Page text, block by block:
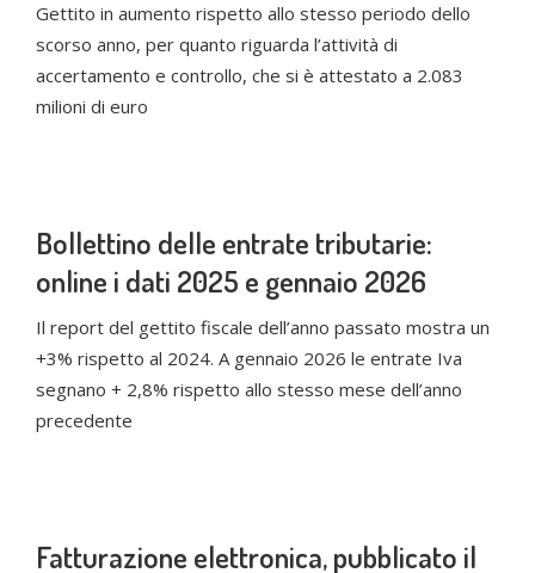
Gettito in aumento rispetto allo stesso periodo dello
scorso anno, per quanto riguarda l’attività di
accertamento e controllo, che si è attestato a 2.083
milioni di euro
Bollettino delle entrate tributarie:
online i dati 2025 e gennaio 2026
Il report del gettito fiscale dell’anno passato mostra un
+3% rispetto al 2024. A gennaio 2026 le entrate Iva
segnano + 2,8% rispetto allo stesso mese dell’anno
precedente
Fatturazione elettronica, pubblicato il